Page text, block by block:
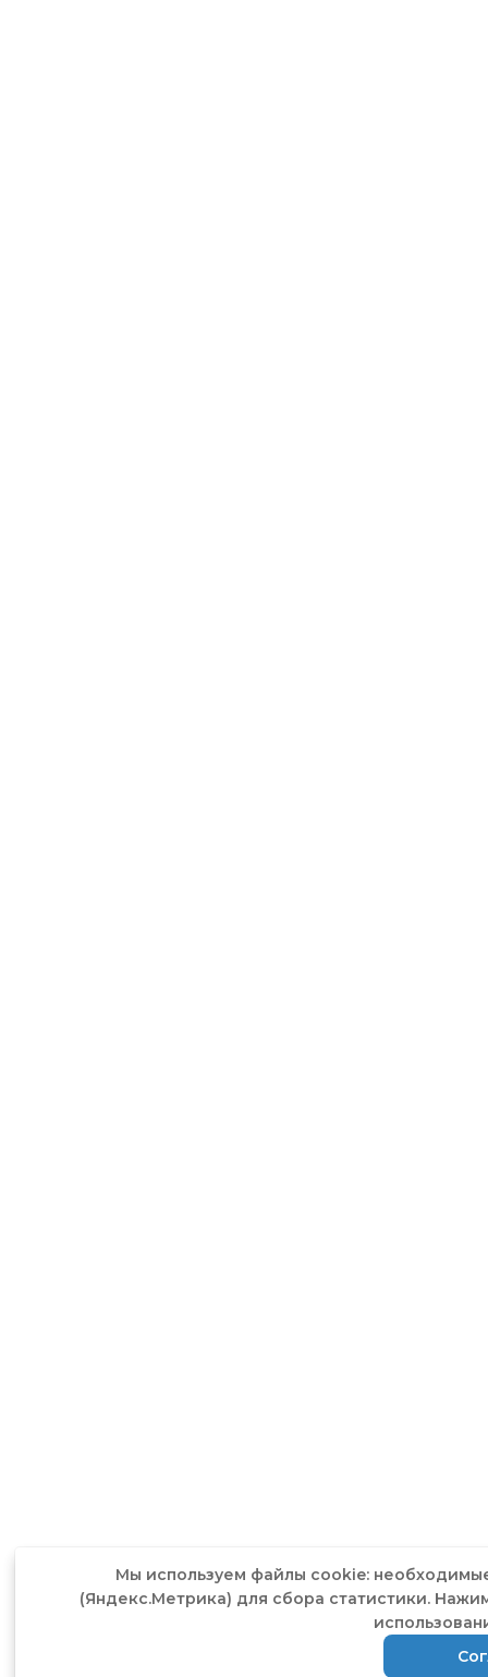
Мы используем файлы cookie:
(Яндекс.Метрика) для сбора статистики.